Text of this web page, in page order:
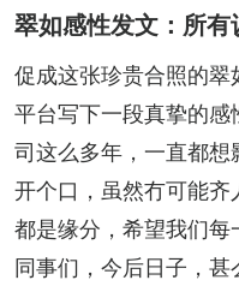
翠如感性发文：所有
促成这张珍贵合照的
平台写下一段真挚的感
司这么多年，一直都想
开个口，虽然冇可能齐
都是缘分，希望我们
同事们，今后日子，甚